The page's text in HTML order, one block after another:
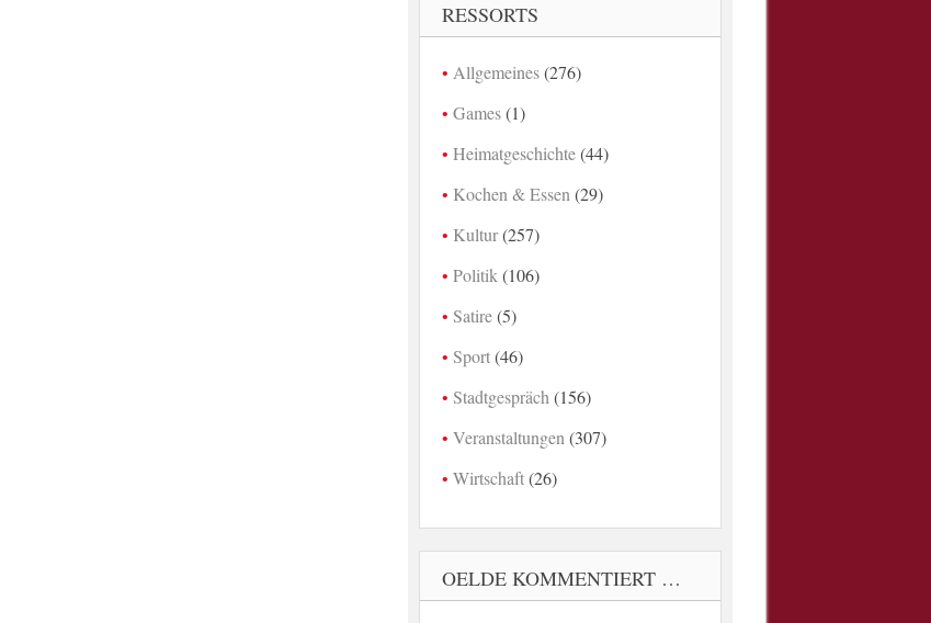
RESSORTS
Allgemeines(276)
Games(1)
Heimatgeschichte(44)
Kochen & Essen (29)
Kultur(257)
Politik (106)
Satire(5)
Sport(46)
Stadtgespräch (156)
Veranstaltungen (307)
Wirtschaft(26)
OELDE KOMMENTIERT …